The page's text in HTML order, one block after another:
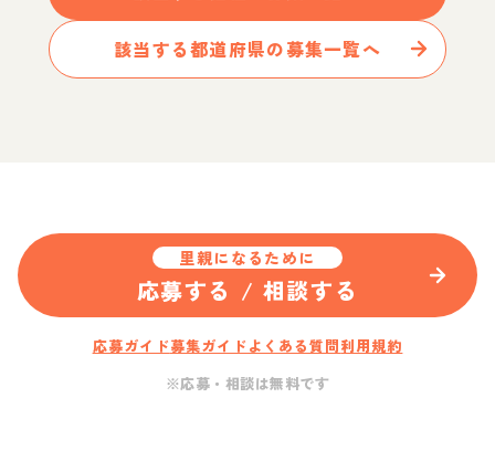
該当する都道府県の募集一覧へ
里親になるために
応募する / 相談する
応募ガイド募集ガイド よくある質問利用規約
※応募・相談は無料です